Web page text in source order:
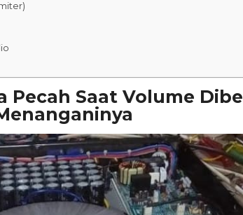
Pecah Saat Volume